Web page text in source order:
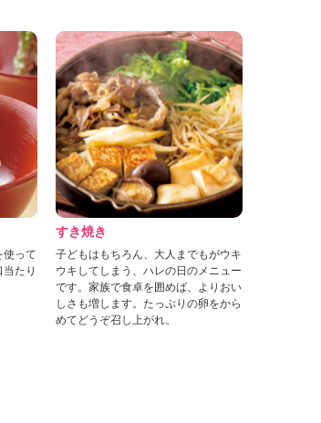
使って
たり
すき焼き
子どもはもちろん、大人までもがウキ
ウキしてしまう、ハレの日のメニュー
です。家族で食卓を囲めば、よりおい
しさも増します。たっぷりの卵をから
めてどうぞ召し上がれ。